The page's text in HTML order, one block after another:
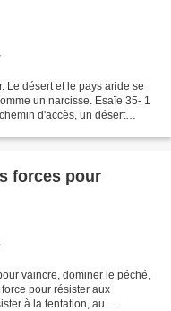
Le désert et le pays aride se
un narcisse. Esaïe 35- 1
d'accès, un désert
forces pour
vaincre, dominer le péché,
pour résister aux
à la tentation, au